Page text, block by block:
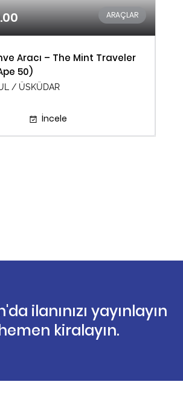
ARAÇLAR
Aracı – The Mint Traveler
50)
/ ÜSKÜDAR
İncele
ilanınızı yayınlayın
kiralayın.